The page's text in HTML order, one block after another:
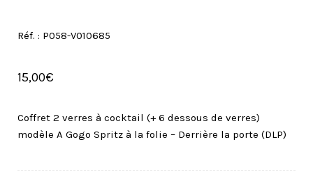
Réf. : P058-V010685
15,00€
Coffret 2 verres à cocktail (+ 6 dessous de verres)
modèle A Gogo Spritz à la folie – Derrière la porte (DLP)